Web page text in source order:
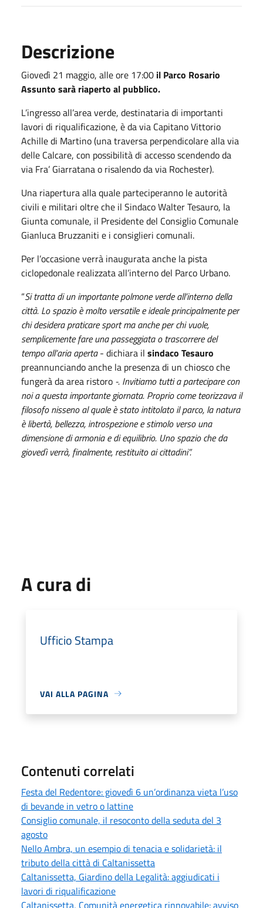
Descrizione
Giovedì 21 maggio, alle ore 17:00 il Parco Rosario
Assunto sarà riaperto al pubblico.
L’ingresso all’area verde, destinataria di importanti
lavori di riqualificazione, è da via Capitano Vittorio
Achille di Martino (una traversa perpendicolare alla via
delle Calcare, con possibilità di accesso scendendo da
via Fra’ Giarratana o risalendo da via Rochester).
Una riapertura alla quale parteciperanno le autorità
civili e militari oltre che il Sindaco Walter Tesauro, la
Giunta comunale, il Presidente del Consiglio Comunale
Gianluca Bruzzaniti e i consiglieri comunali.
Per l’occasione verrà inaugurata anche la pista
ciclopedonale realizzata all’interno del Parco Urbano.
“Si tratta di un importante polmone verde all’interno della
città. Lo spazio è molto versatile e ideale principalmente per
chi desidera praticare sport ma anche per chi vuole,
semplicemente fare una passeggiata o trascorrere del
tempo all’aria aperta- dichiara il sindaco Tesauro
preannunciando anche la presenza di un chiosco che
fungerà da area ristoro -. Invitiamo tutti a partecipare con
noi a questa importante giornata. Proprio come teorizzava il
filosofo nisseno al quale è stato intitolato il parco, la natura
è libertà, bellezza, introspezione e stimolo verso una
dimensione di armonia e di equilibrio. Uno spazio che da
giovedì verrà, finalmente, restituito ai cittadini”.
A cura di
Ufficio Stampa
VAI ALLA PAGINA
Contenuti correlati
Festa del Redentore: giovedì 6 un’ordinanza vieta l’uso
di bevande in vetro o lattine
Consiglio comunale, il resoconto della seduta del 3
agosto
Nello Ambra, un esempio di tenacia e solidarietà: il
tributo della città di Caltanissetta
Caltanissetta, Giardino della Legalità: aggiudicati i
lavori di riqualificazione
Caltanissetta, Comunità energetica rinnovabile: avviso